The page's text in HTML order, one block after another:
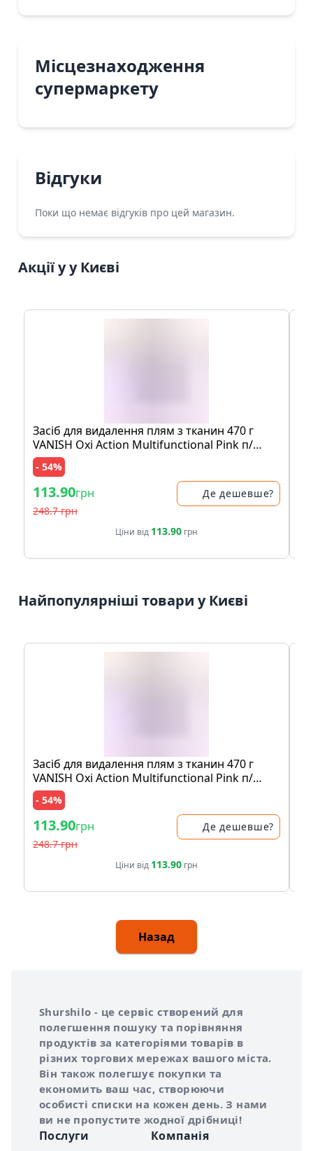
Місцезнаходження
супермаркету
Відгуки
Поки що немає відгуків про цей магазин.
Акції у у Києві
Засіб для видалення плям з тканин 470 г
VANISH Oxi Action Multifunctional Pink п/
банка
- 54%
113.90грн
248.7 грн
Де дешевше?
Ціни від 113.90 грн
Найпопулярніші товари у Києві
Засіб для видалення плям з тканин 470 г
VANISH Oxi Action Multifunctional Pink п/
банка
- 54%
113.90грн
248.7 грн
Де дешевше?
Ціни від 113.90 грн
Назад
Про сервіс Shurshilo
Shurshilo - це сервіс створений для
полегшення пошуку та порівняння
продуктів за категоріями товарів в
різних торгових мережах вашого міста.
Він також полегшує покупки та
економить ваш час, створюючи
особисті списки на кожен день. З нами
ви не пропустите жодної дрібниці!
Послуги Компанія